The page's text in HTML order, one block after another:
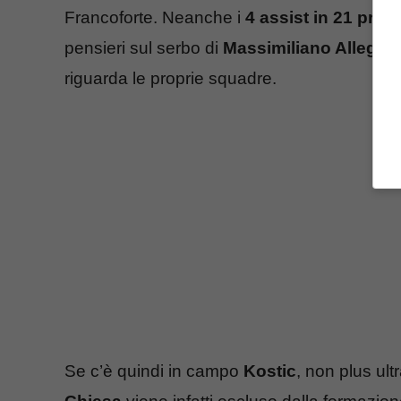
Francoforte. Neanche i 4 assist in 21
pensieri sul serbo di Massimiliano Allegri
riguarda le proprie squadre.
Se c’è quindi in campo Kostic, non plus